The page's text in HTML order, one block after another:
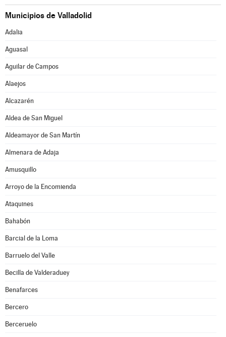
Municipios de Valladolid
Adalia
Aguasal
Aguilar de Campos
Alaejos
Alcazarén
Aldea de San Miguel
Aldeamayor de San Martín
Almenara de Adaja
Amusquillo
Arroyo de la Encomienda
Ataquines
Bahabón
Barcial de la Loma
Barruelo del Valle
Becilla de Valderaduey
Benafarces
Bercero
Berceruelo